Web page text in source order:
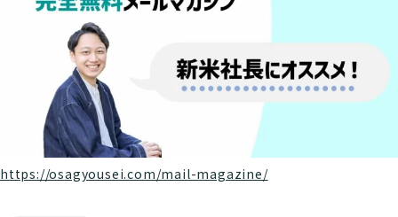
https://osagyousei.com/mail-magazine/